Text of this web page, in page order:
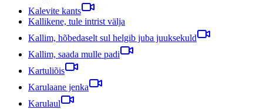
Kalevite kants
Kallikene, tule intrist välja
Kallim, hõbedaselt sul helgib juba juuksekuld
Kallim, saada mulle padi
Kartuliõis
Karulaane jenka
Karulaul